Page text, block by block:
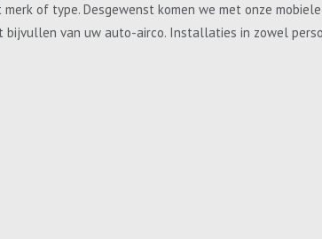
of type. Desgewenst komen we met onze
van uw auto-airco. Installaties in zowel